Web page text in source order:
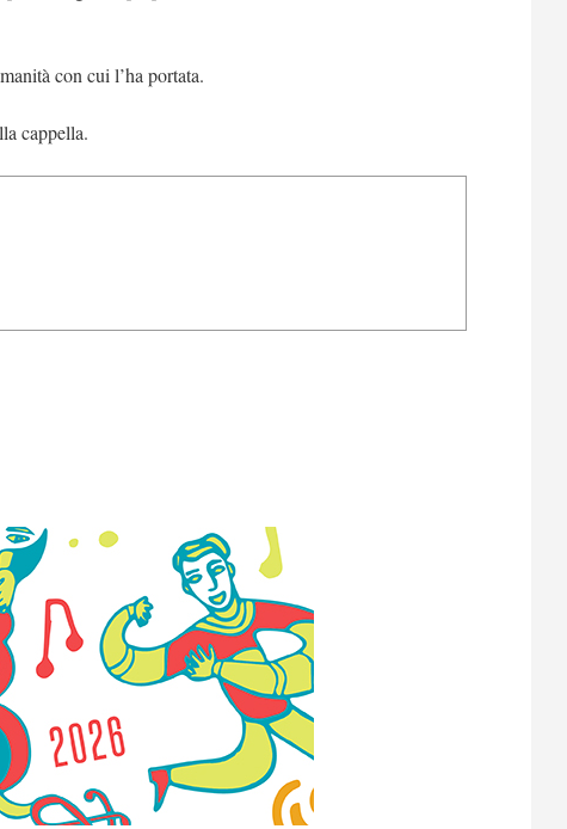
con cui l’ha portata.
cappella.